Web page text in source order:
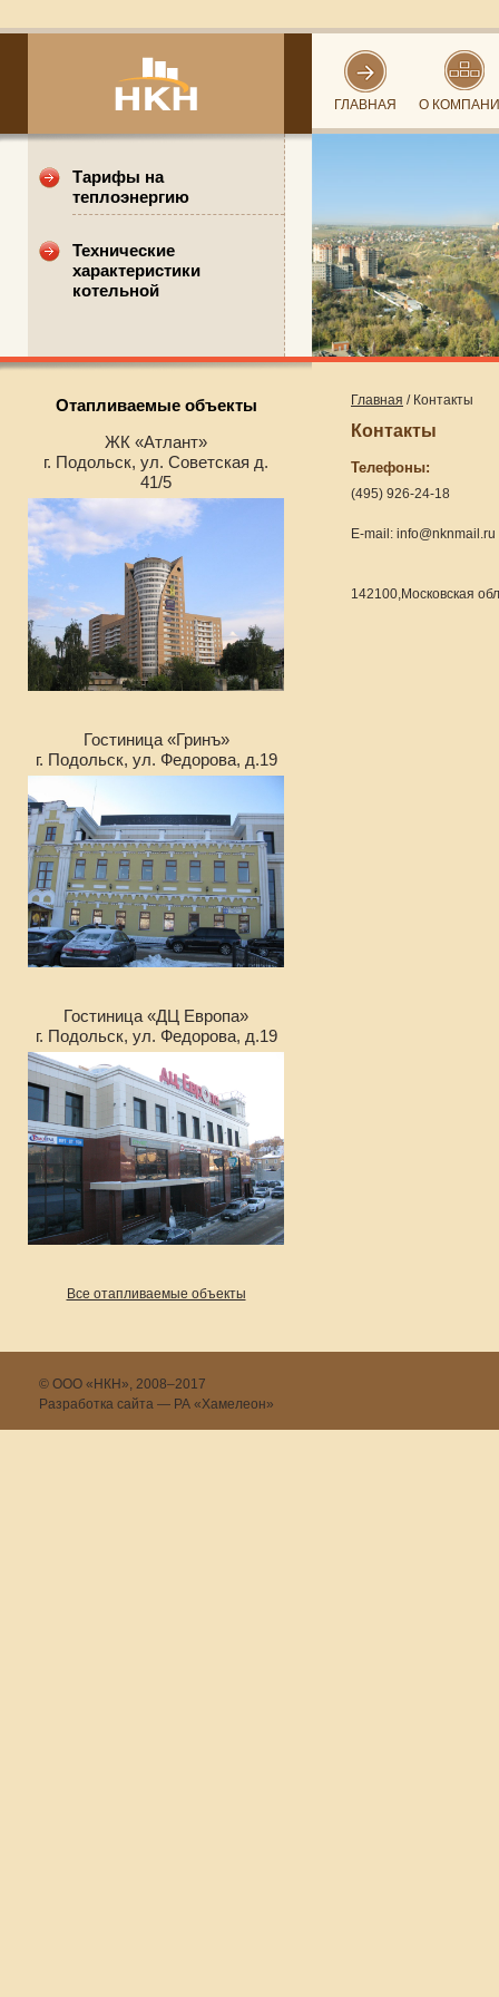
Тарифы на
теплоэнергию
Технические
характеристики
котельной
Отапливаемые объекты
ЖК «Атлант»
г. Подольск, ул. Советcкая д.
41/5
Гостиница «Гринъ»
г. Подольск, ул. Федорова, д.19
Гостиница «ДЦ Европа»
г. Подольск, ул. Федорова, д.19
Все отапливаемые объекты
ГЛАВНАЯ О
Главная / Контакты
Контакты
Телефоны:
(495) 926-24-18
E-mail: info@nknmail.ru
142100,Московская
© ООО «НКН», 2008–2017
Разработка сайта — РА «Хамелеон»